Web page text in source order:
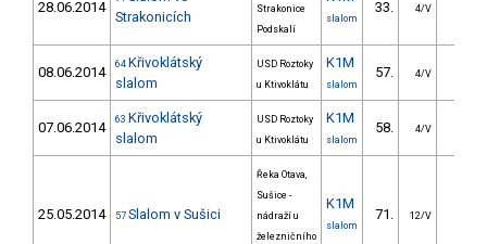
28.06.2014
Strakonicích
Strakonice
Podskalí
slalom
33. 4/V
08.06.2014 64 Křivoklátský
slalom
USD Roztoky
u Ktivoklátu
K1M
slalom
57. 4/V
07.06.2014 63 Křivoklátský
slalom
USD Roztoky
u Ktivoklátu
K1M
slalom
58. 4/V
25.05.2014 57 Slalom v Sušici
Řeka Otava,
Sušice -
nádraží u
železničního
K1M
slalom
71. 12/V